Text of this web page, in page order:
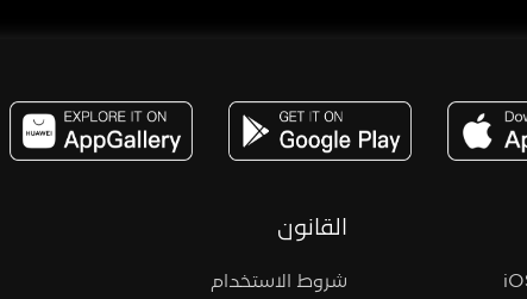
القانون
شروط الاستخدام